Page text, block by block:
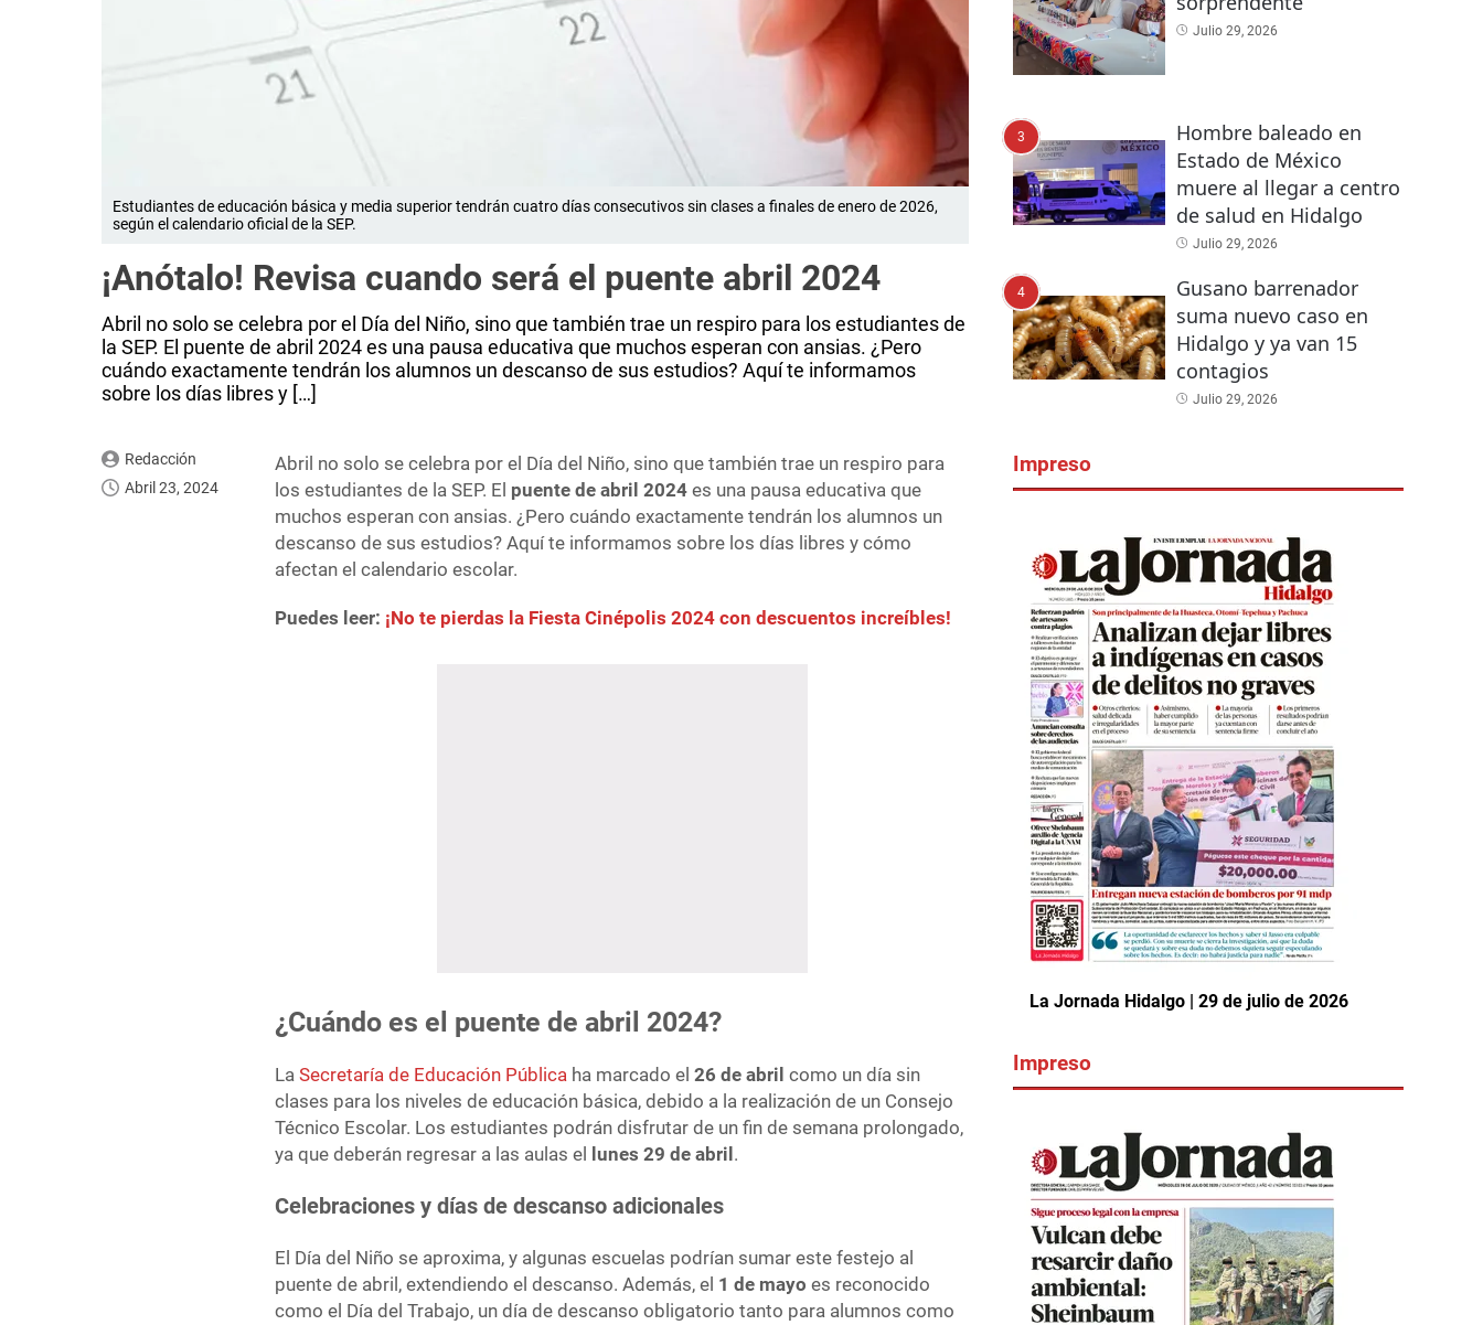
Estudiantes de educación básica y media superior tendrán cuatro días consecutivos sin clases a finales de enero de 2026,
según el calendario oficial de la SEP.
¡Anótalo! Revisa cuando será el puente abril 2024
Abril no solo se celebra por el Día del Niño, sino que también trae un respiro para los estudiantes de
la SEP. El puente de abril 2024 es una pausa educativa que muchos esperan con ansias. ¿Pero
cuándo exactamente tendrán los alumnos un descanso de sus estudios? Aquí te informamos
sobre los días libres y […]
Redacción
Abril 23, 2024
Abril no solo se celebra por el Día del Niño, sino que también trae un respiro para
los estudiantes de la SEP. El puente de abril 2024 es una pausa educativa que
muchos esperan con ansias. ¿Pero cuándo exactamente tendrán los alumnos un
descanso de sus estudios? Aquí te informamos sobre los días libres y cómo
afectan el calendario escolar.
Puedes leer: ¡No te pierdas la Fiesta Cinépolis 2024 con descuentos increíbles!
¿Cuándo es el puente de abril 2024?
LaSecretaría de Educación Pública ha marcado el26 de abril como un día sin
clases para los niveles de educación básica, debido a la realización de un Consejo
Técnico Escolar. Los estudiantes podrán disfrutar de un fin de semana prolongado,
ya que deberán regresar a las aulas el
lunes 29 de abril .
Celebraciones y días de descanso adicionales
El Día del Niño se aproxima, y algunas escuelas podrían sumar este festejo al
puente de abril, extendiendo el descanso. Además, el 1 de mayo es reconocido
como el Día del Trabajo, un día de descanso obligatorio tanto para alumnos como
Julio 29, 2026
3
Hombre baleado en
Estado de México
muere al llegar a centro
de salud en Hidalgo
Julio 29, 2026
4
Gusano barrenador
suma nuevo caso en
Hidalgo y ya van 15
contagios
Julio 29, 2026
Impreso
La Jornada Hidalgo | 29 de julio de 2026
Impreso